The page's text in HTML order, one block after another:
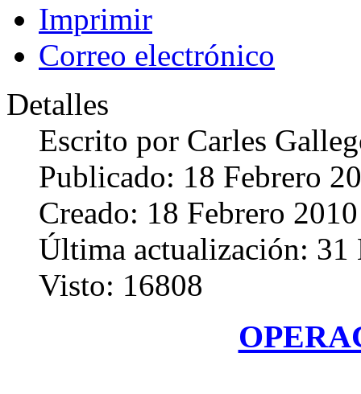
Imprimir
Correo electrónico
Detalles
Escrito por Carles
Publicado: 18 Febrero
Creado: 18 Febrero 2010
Última actualización: 31
Visto: 16808